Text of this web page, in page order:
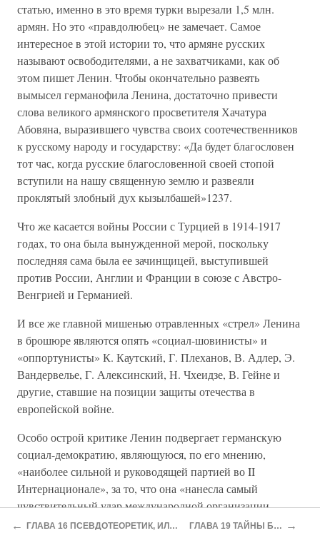
статью, именно в это время турки вырезали 1,5 млн.
армян. Но это «правдолюбец» не замечает. Самое
интересное в этой истории то, что армяне русских
называют освободителями, а не захватчиками, как об
этом пишет Ленин. Чтобы окончательно развеять
вымысел германофила Ленина, достаточно привести
слова великого армянского просветителя Хачатура
Абовяна, выразившего чувства своих соотечественников
к русскому народу и государству: «Да будет благословен
тот час, когда русские благословенной своей стопой
вступили на нашу священную землю и развеяли
проклятый злобный дух кызылбашей»1237.
Что же касается войны России с Турцией в 1914-1917
годах, то она была вынужденной мерой, поскольку
последняя сама была ее зачинщицей, выступившей
против России, Англии и Франции в союзе с Австро-
Венгрией и Германией.
И все же главной мишенью отравленных «стрел» Ленина
в брошюре являются опять «социал-шовинисты» и
«оппортунисты» К. Каутский, Г. Плеханов, В. Адлер, Э.
Вандервелье, Г. Алексинский, Н. Чхеидзе, В. Гейне и
другие, ставшие на позиции защиты отечества в
европейской войне.
Особо острой критике Ленин подвергает германскую
социал-демократию, являющуюся, по его мнению,
«наиболее сильной и руководящей партией во II
Интернационале», за то, что она «нанесла самый
чувствительный удар международной организации
рабочих»1238.
← ГЛАВА 16 ПСЕВДОТЕОРЕТИК, ИЛИ «КРЕМЛЕВСКИЙ МЕЧТАТЕЛЬ» ГЛАВА 19 ТАЙНЫ БОЛЕЗНИ И СМЕРТЬ →